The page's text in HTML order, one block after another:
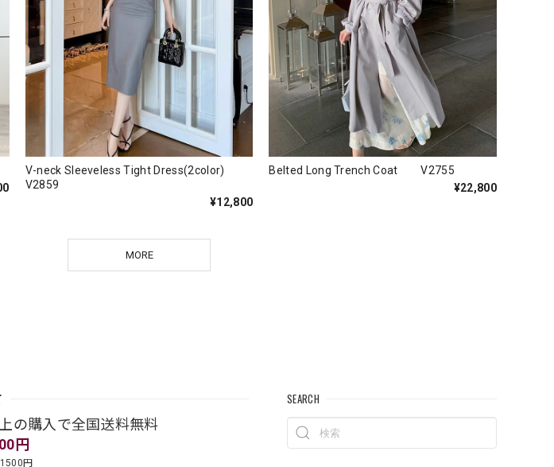
V-neck Sleeveless Tight Dress(2color)
V2859
¥12,800
Belted Long Trench Coat V2755
¥22,800
MORE
の購入で全国送料無料
円
円
SEARCH